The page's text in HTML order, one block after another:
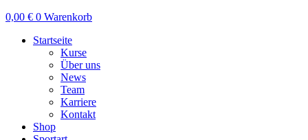
0,00 € 0 Warenkorb
Startseite
Kurse
Über uns
News
Team
Karriere
Kontakt
Shop